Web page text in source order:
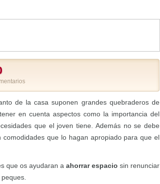
de la casa suponen grandes quebraderos de
en cuenta aspectos como la importancia del
que el joven tiene. Además no se debe
que lo hagan apropiado para que el
que os ayudaran a ahorrar espacio sin renunciar